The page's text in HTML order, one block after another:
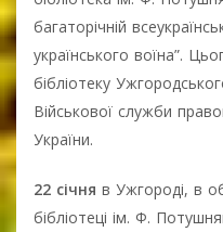
багаторічній
українського воїна”.
бібліотеку
Військової служби
України.
22 січня в Ужгороді, в
бібліотеці ім. Ф.